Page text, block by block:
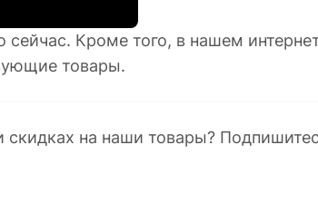
Кроме того, в нашем
товары.
на наши товары?